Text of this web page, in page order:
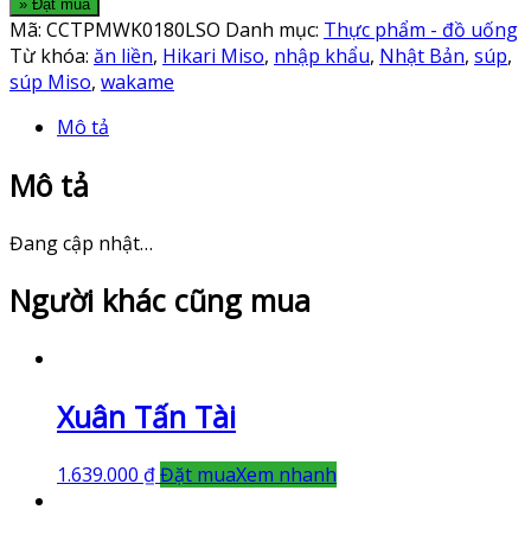
» Đặt mua
Mã: CCTPMWK0180LSO Danh mục: Thực phẩm - đồ uống
Từ khóa: ăn liền, Hikari Miso, nhập khẩu, Nhật Bản, súp,
súp Miso, wakame
Mô tả
Mô tả
Đang cập nhật…
Người khác cũng mua
Xuân Tấn Tài
1.639.000 ₫Đặt muaXem nhanh